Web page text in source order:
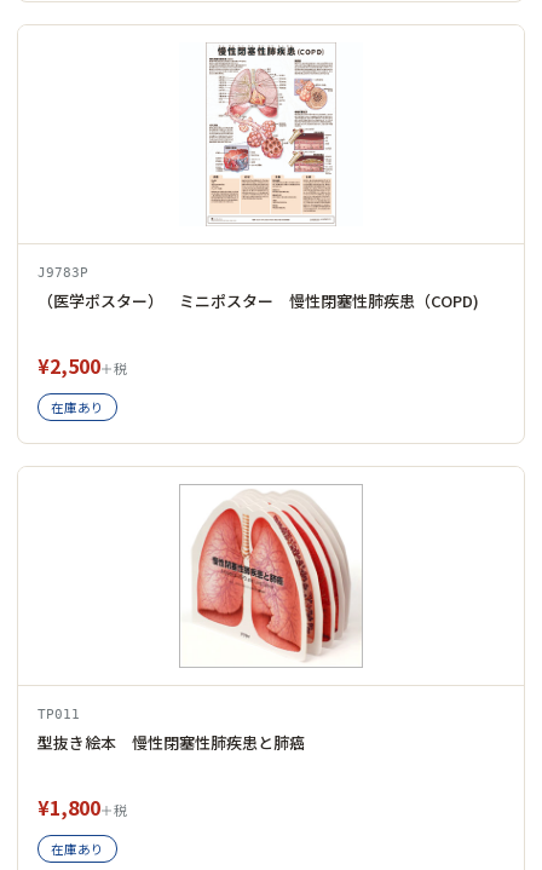
J9783P
（医学ポスター） ミニポスター 慢性閉塞性肺疾患（COPD)
¥2,500＋税
在庫あり
TP011
型抜き絵本 慢性閉塞性肺疾患と肺癌
¥1,800＋税
在庫あり